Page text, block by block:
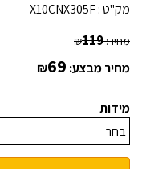
מק"ט :X10CNX305F
מחיר: ₪119
מחיר מבצע: ₪69
מידות